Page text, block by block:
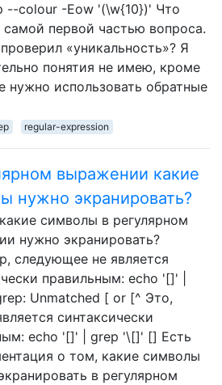
--colour -Eow '(\w{10})' Что
самой первой частью вопроса.
«уникальность»? Я
понятия не имею, кроме
нужно использовать обратные
regular-expression
выражении какие
нужно экранировать?
символы в регулярном
нужно экранировать?
следующее не является
правильным: echo '[]' |
Unmatched [ or [^ Это,
синтаксически
echo '[]' | grep '\[]' [] Есть
о том, какие символы
в регулярном